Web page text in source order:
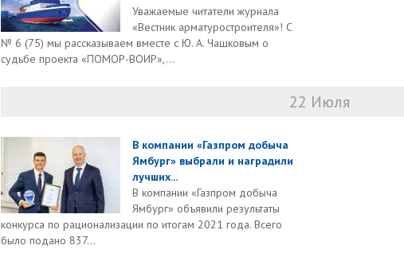
Уважаемые читатели журнала
«Вестник арматуростроителя»! С
№ 6 (75) мы рассказываем вместе с Ю. А. Чашковым о
судьбе проекта «ПОМОР-ВОИР»,...
22 Июля
В компании «Газпром добыча
Ямбург» выбрали и наградили
лучших...
В компании «Газпром добыча
Ямбург» объявили результаты
конкурса по рационализации по итогам 2021 года. Всего
было подано 837...